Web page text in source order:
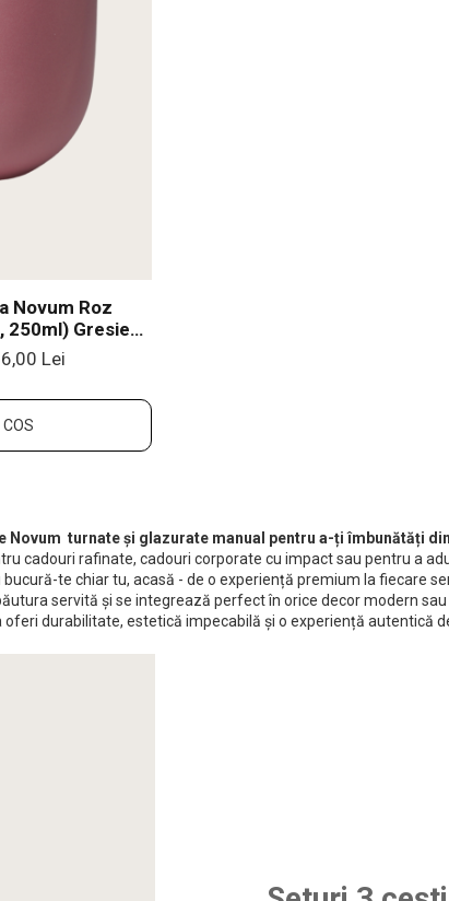
Novum Roz
250ml) Gresie
Lei
Novum turnate și glazurate manual pentru a-ți îmbunătăți
cadouri rafinate, cadouri corporate cu impact sau pentru a
te chiar tu, acasă - de o experiență premium la fiecare
servită și se integrează perfect în orice decor modern
durabilitate, estetică impecabilă și o experiență autentică